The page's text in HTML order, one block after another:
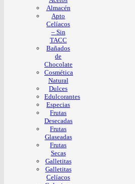
Almacén
Apto
Celíacos
– Sin
TACC
Bañados
de
Chocolate
Cosmética
Natural
Dulces
Edulcorantes
Especias
Frutas
Desecadas
Frutas
Glaseadas
Frutas
Secas
Galletitas
Galletitas
Celíacos